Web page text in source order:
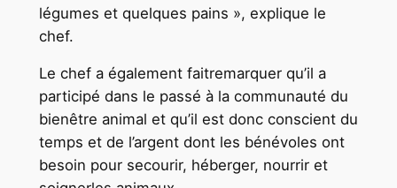
légumes et quelques pains », explique le
chef.
Le chef a également faitremarquer qu’il a
participé dans le passé à la communauté du
bienêtre animal et qu’il est donc conscient du
temps et de l’argent dont les bénévoles ont
besoin pour secourir, héberger, nourrir et